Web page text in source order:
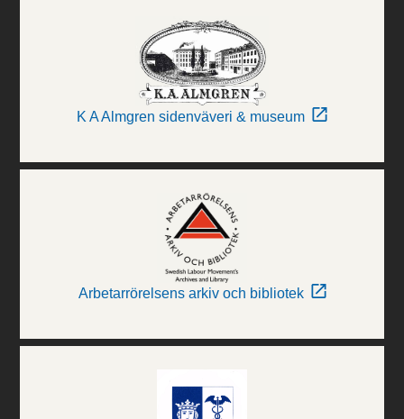
K A Almgren sidenväveri & museum
Arbetarrörelsens arkiv och bibliotek